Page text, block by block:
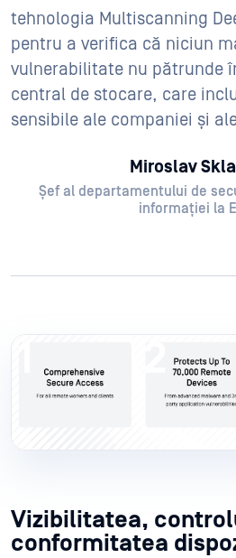
tehnologia Multiscanning
pentru a verifica că niciun
vulnerabilitate nu pătrunde
central de stocare, care
sensibile ale companiei și
Miroslav
Șef al departamentului de
informației la
Vizibilitatea,
conformitatea